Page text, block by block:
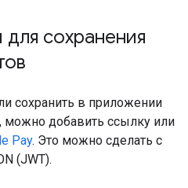
сохранения
сохранить в приложении
можно добавить ссылку или
Pay. Это можно сделать с
(JWT).